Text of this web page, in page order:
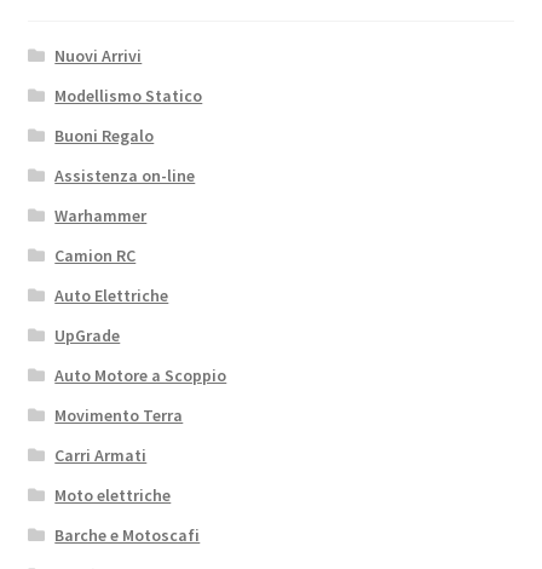
Nuovi Arrivi
Modellismo Statico
Buoni Regalo
Assistenza on-line
Warhammer
Camion RC
Auto Elettriche
UpGrade
Auto Motore a Scoppio
Movimento Terra
Carri Armati
Moto elettriche
Barche e Motoscafi